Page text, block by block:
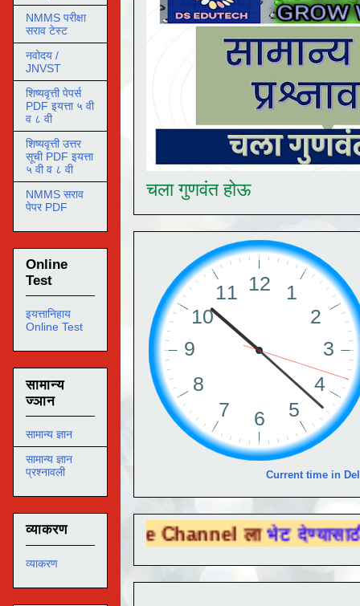
चला गुणवंत होऊ
Current time in
Channel लाभेट देण्यासाठी येथे क्लिक
NMMS परीक्षा
सराव टेस्ट
नवोदय /
JNVST
शिष्यवृत्ती पेपर्स
PDF इयत्ता ५ वी
व ८ वी
शिष्यवृत्ती उत्तर
सूची PDF इयत्ता
५ वी व ८ वी
NMMS सराव
पेपर PDF
Online
Test
इयत्तानिहाय
Online Test
सामान्य
ज्ञान
सामान्य ज्ञान
सामान्य ज्ञान
प्रश्नावली
व्याकरण
व्याकरण